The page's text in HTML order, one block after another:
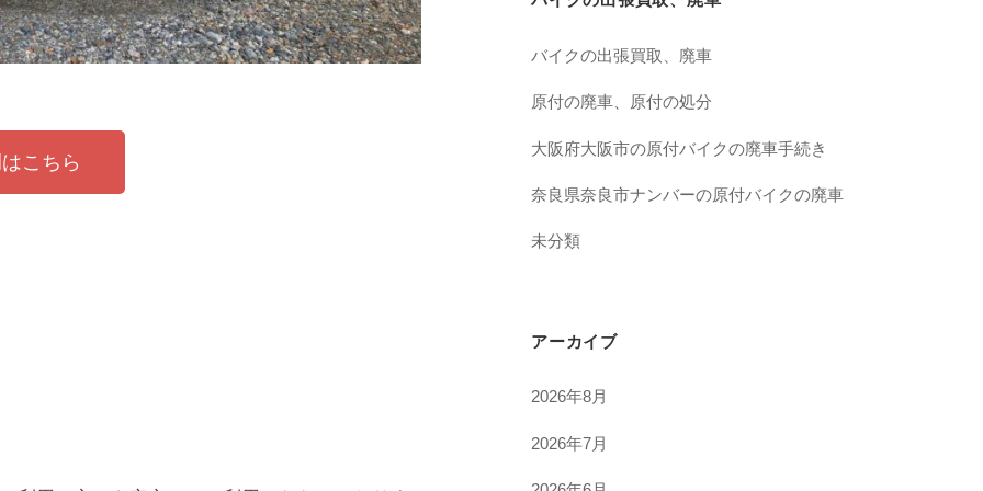
こちら
バイクの出張買取、廃車
原付の廃車、原付の処分
大阪府大阪市の原付バイクの廃車手続き
奈良県奈良市ナンバーの原付バイクの廃車
未分類
アーカイブ
2026年8月
2026年7月